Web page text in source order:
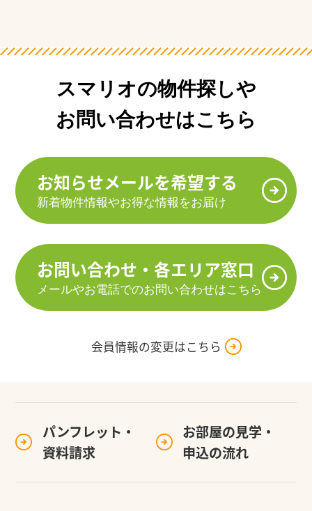
スマリオの物件探しや
お問い合わせはこちら
お知らせメールを希望する
新着物件情報やお得な情報をお届け
お問い合わせ・各エリア窓口
メールやお電話でのお問い合わせはこちら
会員情報の変更はこちら
パンフレット・
資料請求
お部屋の見学・
申込の流れ